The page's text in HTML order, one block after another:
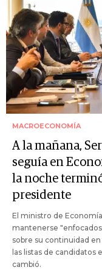
MACROECONOMÍA
A la mañana,
seguía en
la noche
presidente
El ministro de
mantenerse
sobre su continuidad
las listas de candidatos
cambió.